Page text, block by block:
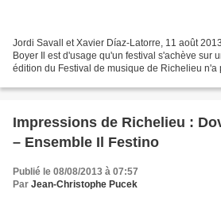
Jordi Savall et Xavier Díaz-Latorre, 11 août
Boyer Il est d'usage qu'un festival s'achève sur
édition du Festival de musique de Richelieu n'a
Impressions de Richelieu :
– Ensemble Il Festino
Publié le 08/08/2013 à 07:57
Par Jean-Christophe Pucek